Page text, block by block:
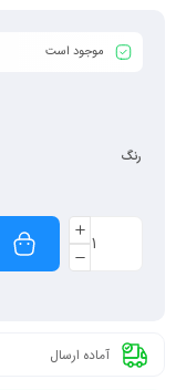
موجود است
رنگ
آماده ارسال